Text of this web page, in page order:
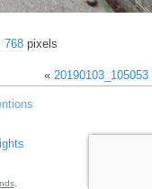
768pixels
« 20190103_105053
.